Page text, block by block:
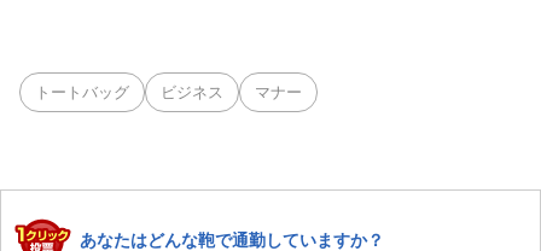
トートバッグ ビジネス マナー
あなたはどんな鞄で通勤していますか？